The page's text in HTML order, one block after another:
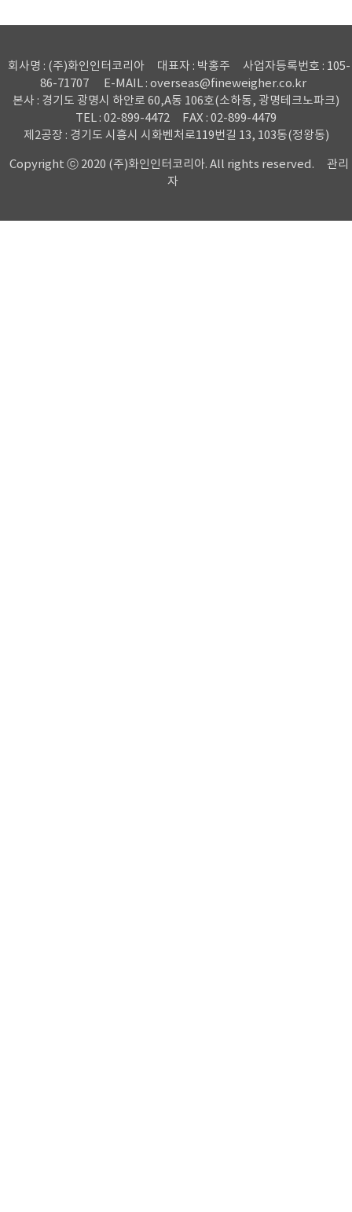
회사명 : (주)화인인터코리아 대표자 : 박홍주
사업자등록번호 : 105-
86-71707
E-MAIL : overseas@fineweigher.co.kr
본사 : 경기도 광명시 하안로 60,A동 106호(소하동, 광명테크노파크)
TEL : 02-899-4472
FAX : 02-899-4479
제2공장 : 경기도 시흥시 시화벤처로119번길 13, 103동(정왕동)
Copyright ⓒ 2020 (주)화인인터코리아. All rights reserved.
관리
자